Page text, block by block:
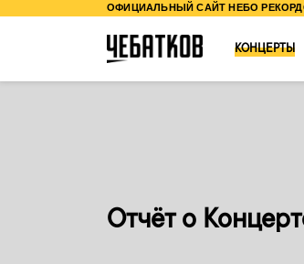
ОФИЦИАЛЬНЫЙ САЙТ НЕБО
КОНЦЕРТЫ
Отчёт о